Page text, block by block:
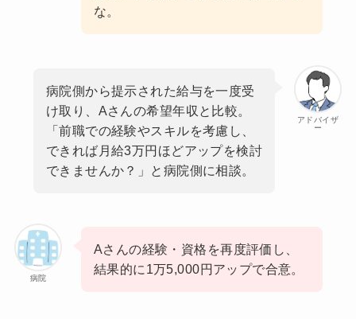
な。
アドバイザ
ー
病院側から提示された給与を一度受
け取り、Aさんの希望年収と比較。
「前職での経験やスキルを考慮し、
できれば月給3万円ほどアップを検討
できませんか？」と病院側に相談。
病院
Aさんの経験・資格を再度評価し、
結果的に1万5,000円アップで合意。